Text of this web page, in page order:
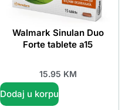
Walmark Sinulan Duo
Forte tablete a15
15.95 KM
Dodaj u korpu